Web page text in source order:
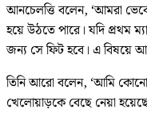
আনচেলত্তি বলেন, ‘আমরা
হয়ে উঠতে পারে। যদি প্রথম
জন্য সে ফিট হবে। এ বিষয়ে
তিনি আরো বলেন, ‘আমি কোনো
খেলোয়াড়কে বেছে নেয়া